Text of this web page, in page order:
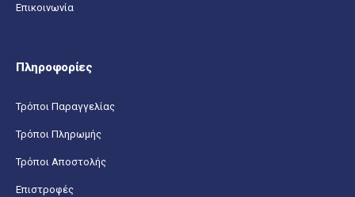
Επικοινωνία
Πληροφορίες
Τρόποι Παραγγελίας
Τρόποι Πληρωμής
Τρόποι Αποστολής
Επιστροφές